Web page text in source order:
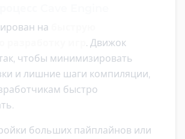
на
. Движок
чтобы минимизировать
и лишние шаги компиляции,
быстро
больших пайплайнов или